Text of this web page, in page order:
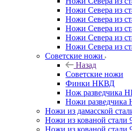
Ножи Севера из
Ножи Севера из
Ножи Севера из
Ножи Севера из
Ножи Севера из
Советские ножи
Назад
Советские ножи
Финки НКВД
Нож разведчика
Ножи
Ножи из дамасской
Ножи из кованой стали
Ножи из кованой стали